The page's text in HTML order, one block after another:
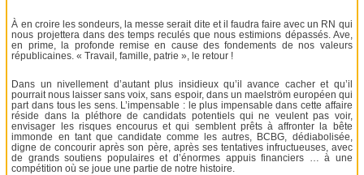
À en croire les sondeurs, la messe serait dite et il faudra faire avec un RN qui
nous projettera dans des temps reculés que nous estimions dépassés. Ave,
en prime, la profonde remise en cause des fondements de nos valeurs
républicaines. « Travail, famille, patrie », le retour !
Dans un nivellement d’autant plus insidieux qu’il avance cacher et qu’il
pourrait nous laisser sans voix, sans espoir, dans un maelström européen qui
part dans tous les sens. L’impensable : le plus impensable dans cette affaire
réside dans la pléthore de candidats potentiels qui ne veulent pas voir,
envisager les risques encourus et qui semblent prêts à affronter la bête
immonde en tant que candidate comme les autres, BCBG, dédiabolisée,
digne de concourir après son père, après ses tentatives infructueuses, avec
de grands soutiens populaires et d’énormes appuis financiers … à une
compétition où se joue une partie de notre histoire.